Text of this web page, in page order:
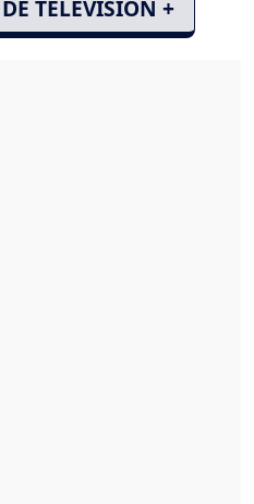
TELEVISIÓN +